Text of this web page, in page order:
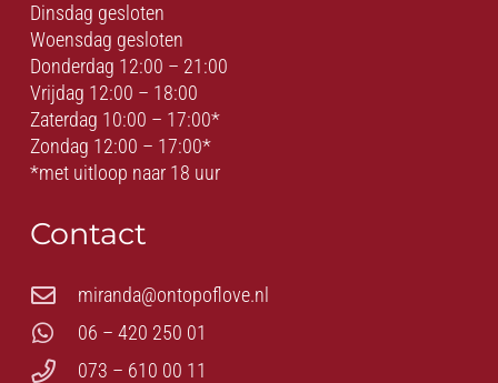
Dinsdag gesloten
Woensdag gesloten
Donderdag 12:00 – 21:00
Vrijdag 12:00 – 18:00
Zaterdag 10:00 – 17:00*
Zondag 12:00 – 17:00*
*met uitloop naar 18 uur
Contact
miranda@ontopoflove.nl
06 – 420 250 01
073 – 610 00 11